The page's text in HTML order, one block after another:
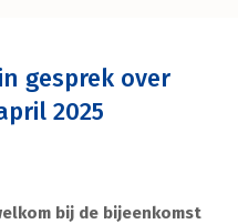
gesprek over
2025
bij de bijeenkomst